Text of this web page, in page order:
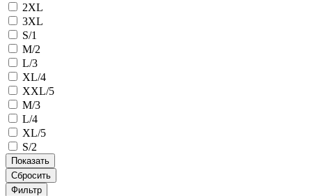
2XL
3XL
S/1
M/2
L/3
XL/4
XXL/5
M/3
L/4
XL/5
S/2
Сбросить
Фильтр